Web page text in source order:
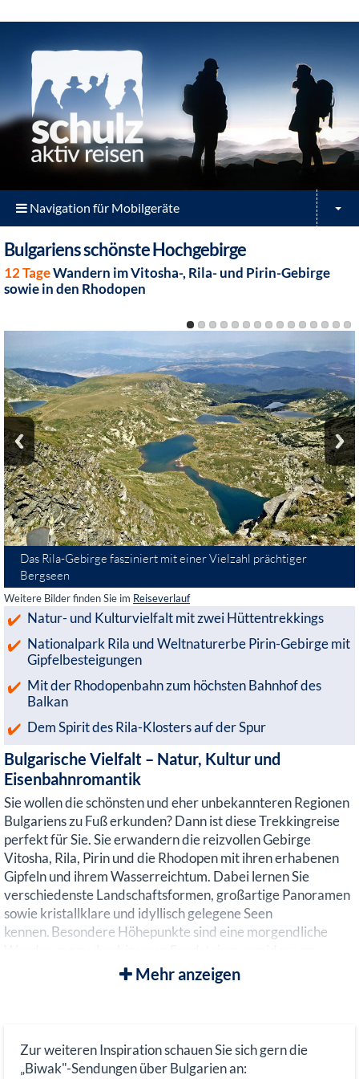
Navigation für Mobilgeräte
Bulgariens schönste Hochgebirge
12 TageWandern im Vitosha-, Rila- und Pirin-Gebirge
sowie in den Rhodopen
Das Rila-Gebirge fasziniert mit einer Vielzahl prächtiger
Bergseen
Weitere Bilder finden Sie im Reiseverlauf
Natur- und Kulturvielfalt mit zwei Hüttentrekkings
Nationalpark Rila und Weltnaturerbe Pirin-Gebirge mit
Gipfelbesteigungen
Mit der Rhodopenbahn zum höchsten Bahnhof des
Balkan
Dem Spirit des Rila-Klosters auf der Spur
Bulgarische Vielfalt – Natur, Kultur und
Eisenbahnromantik
Sie wollen die schönsten und eher unbekannteren Regionen
Bulgariens zu Fuß erkunden? Dann ist diese Trekkingreise
perfekt für Sie. Sie erwandern die reizvollen Gebirge
Vitosha, Rila, Pirin und die Rhodopen mit ihren erhabenen
Gipfeln und ihrem Wasserreichtum. Dabei lernen Sie
verschiedenste Landschaftsformen, großartige Panoramen
sowie kristallklare und idyllisch gelegene Seen
kennen. Besondere Höhepunkte sind eine morgendliche
Melnik und die Fahrt mit der Rhodopenbahn zum
höchstgelegenen Bahnhof des Balkan, von dem Sie zum
kaum sein!
Mehr anzeigen
Zur weiteren Inspiration schauen Sie sich gern die
„Biwak"-Sendungen über Bulgarien an: